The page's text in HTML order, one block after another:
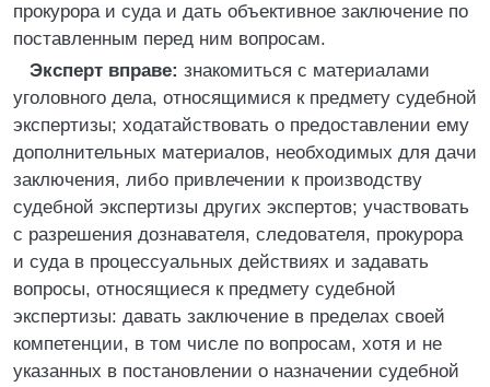
прокурора и суда и дать объективное заключение по
поставленным перед ним вопросам.
Эксперт вправе: знакомиться с материалами
уголовного дела, относящимися к предмету судебной
экспертизы; ходатайствовать о предоставлении ему
дополнительных материалов, необходимых для дачи
заключения, либо привлечении к производству
судебной экспертизы других экспертов; участвовать
с разрешения дознавателя, следователя, прокурора
и суда в процессуальных действиях и задавать
вопросы, относящиеся к предмету судебной
экспертизы: давать заключение в пределах своей
компетенции, в том числе по вопросам, хотя и не
указанных в постановлении о назначении судебной